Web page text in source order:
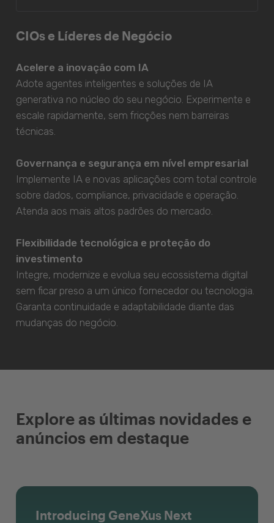
CIOs e Líderes de Negócio
Acelere a inovação com IA
Adote agentes inteligentes e soluções de IA
generativa no núcleo do seu negócio. Experimente e
escale rapidamente, sem fricções nem barreiras
técnicas.
Governança e segurança em nível empresarial
Implemente IA e novas aplicações com total controle
sobre dados, compliance, privacidade e operação.
Atenda aos mais altos padrões do mercado.
Flexibilidade tecnológica e proteção do
investimento
Integre, modernize e evolua seu ecossistema digital
sem ficar preso a um único fornecedor ou tecnologia.
Garanta continuidade e adaptabilidade diante das
mudanças do negócio.
Explore as últimas novidades e
anúncios em destaque
Introducing GeneXus Next